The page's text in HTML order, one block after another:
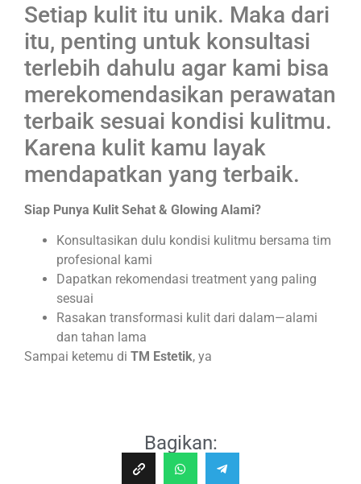
Setiap kulit itu unik. Maka dari
itu, penting untuk konsultasi
terlebih dahulu agar kami bisa
merekomendasikan perawatan
terbaik sesuai kondisi kulitmu.
Karena kulit kamu layak
mendapatkan yang terbaik.
Siap Punya Kulit Sehat & Glowing Alami?
Konsultasikan dulu kondisi kulitmu bersama tim
profesional kami
Dapatkan rekomendasi treatment yang paling
sesuai
Rasakan transformasi kulit dari dalam—alami
dan tahan lama
Sampai ketemu di TM Estetik, ya
Bagikan: